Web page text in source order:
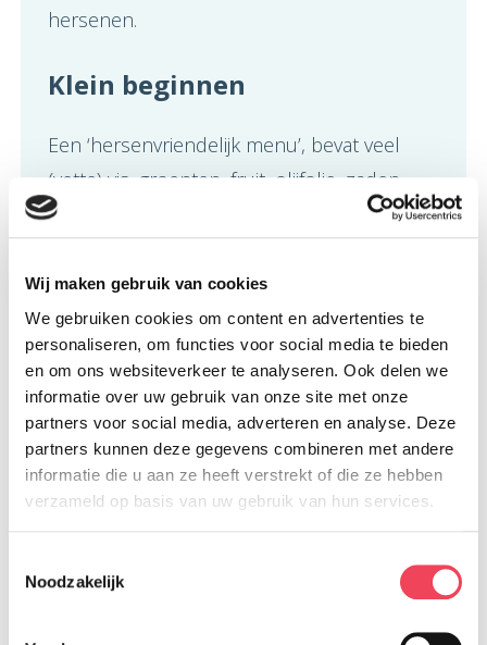
Wij maken gebruik van cookies
We gebruiken cookies om content en advertenties te
personaliseren, om functies voor social media te bieden
en om ons websiteverkeer te analyseren. Ook delen we
informatie over uw gebruik van onze site met onze
partners voor social media, adverteren en analyse. Deze
partners kunnen deze gegevens combineren met andere
informatie die u aan ze heeft verstrekt of die ze hebben
verzameld op basis van uw gebruik van hun services.
Noodzakelijk
hersenen.
Klein beginnen
Een ‘hersenvriendelijk menu’, bevat veel
(vette) vis, groenten, fruit, olijfolie, zaden,
noten en bonen. Hierin zitten veel gezonde
onverzadigde vetten en vitaminen. Binnen
een ‘hersenvriendelijk menu’ is het
belangrijk om te af te wisselen in wat je eet.
Je hersenen hebben namelijk behoefte aan
verschillende voedingstoffen. Het MIND-
dieet legt – net als het mediterrane en het
DASH-dieet – de nadruk op groenten, vers
en erwten. Het verschil zit hem erin dat er
bij het MIND-dieet nog een aantal extra
groenten wordt aanbevolen voor specifiek